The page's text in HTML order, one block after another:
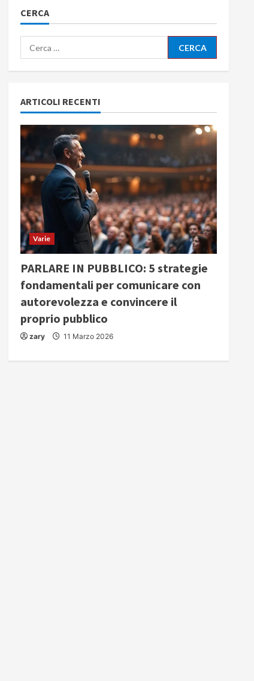
CERCA
Ricerca
per:
ARTICOLI RECENTI
Varie
PARLARE IN PUBBLICO: 5 strategie
fondamentali per comunicare con
autorevolezza e convincere il
proprio pubblico
zary 11 Marzo 2026